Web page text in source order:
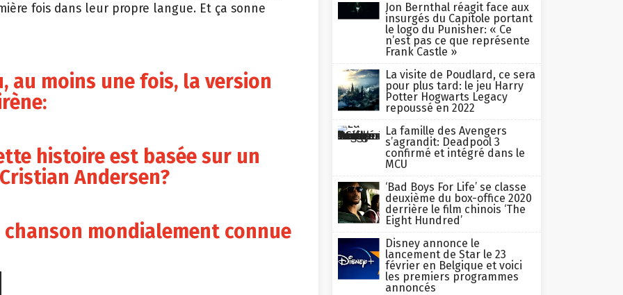
fois dans leur propre langue. Et ça sonne
au moins une fois, la version
histoire est basée sur un
Andersen?
mondialement connue
Jon Bernthal réagit face aux
insurgés du Capitole portant
le logo du Punisher: « Ce
n’est pas ce que représente
Frank Castle »
La visite de Poudlard, ce sera
pour plus tard: le jeu Harry
Potter Hogwarts Legacy
repoussé en 2022
La famille des Avengers
s’agrandit: Deadpool 3
confirmé et intégré dans le
MCU
‘Bad Boys For Life’ se classe
deuxième du box-office 2020
derrière le film chinois ‘The
Eight Hundred’
Disney annonce le
lancement de Star le 23
février en Belgique et voici
les premiers programmes
annoncés